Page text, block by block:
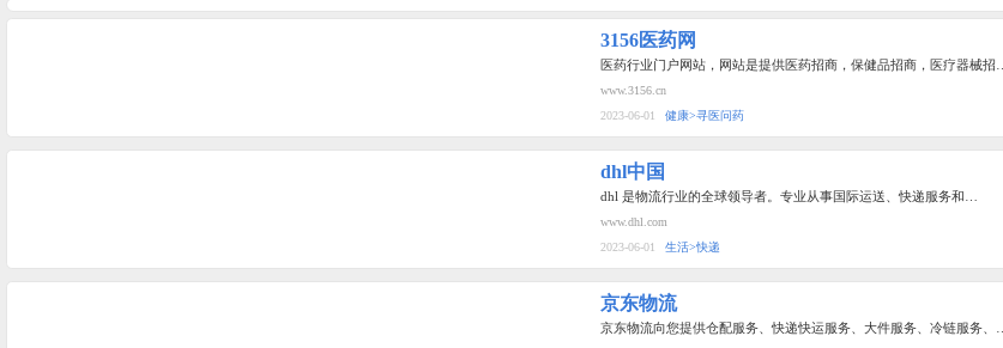
3156医药网
医药行业门户网站，网站是提供医药招商，保健品招商，医疗器械招…
www.3156.cn
2023-06-01
健康>寻医问药
dhl中国
dhl 是物流行业的全球领导者。专业从事国际运送、快递服务和…
www.dhl.com
2023-06-01
生活>快递
京东物流
京东物流向您提供仓配服务、快递快运服务、大件服务、冷链服务、…